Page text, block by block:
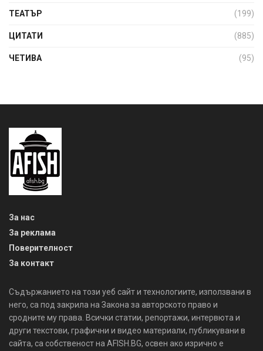
ТЕАТЪР (199)
ЦИТАТИ (885)
ЧЕТИВА (95)
За нас
За реклама
Поверителност
За контакт
Съдържанието на този уеб сайт и технологиите, използвани в
него, са под закрила на Закона за авторското право и
сродните му права. Всички статии, репортажи, интервюта и
други текстови, графични и видео материали, публикувани в
сайта, са собственост на AFISH.BG, освен ако изрично е